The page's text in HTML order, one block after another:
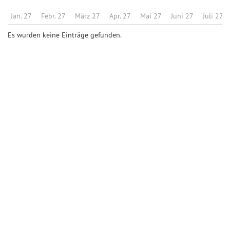
Jan. 27 Febr. 27 März 27 Apr. 27 Mai 27 Juni 27 Juli 27
Es wurden keine Einträge gefunden.